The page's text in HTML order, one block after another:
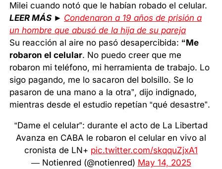
Milei cuando notó que le habían robado el celular.
LEER MÁS ► Condenaron a 19 años de prisión a
un hombre que abusó de la hija de su pareja
Su reacción al aire no pasó desapercibida: “Me
robaron el celular. No puedo creer que me
robaron mi teléfono, mi herramienta de trabajo. Lo
sigo pagando, me lo sacaron del bolsillo. Se lo
pasaron de una mano a la otra”, dijo indignado,
mientras desde el estudio repetían “qué desastre”.
“Dame el celular”: durante el acto de La Libertad
Avanza en CABA le robaron el celular en vivo al
cronista de LN+ pic.twitter.com/skqquZjxA1
— Notienred (@notienred) May 14, 2025